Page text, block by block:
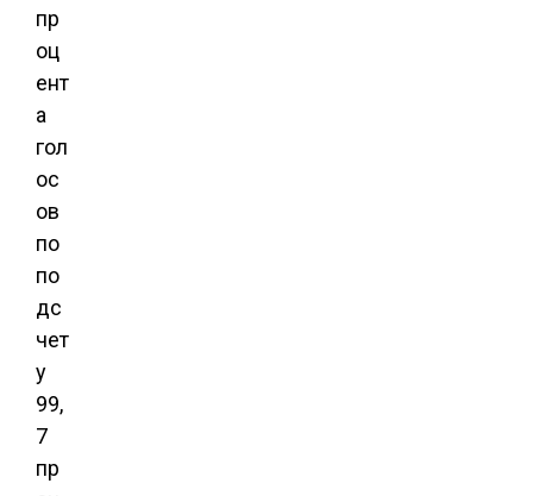
пр
оц
ент
а
гол
ос
ов
по
по
дс
чет
у
99,
7
пр